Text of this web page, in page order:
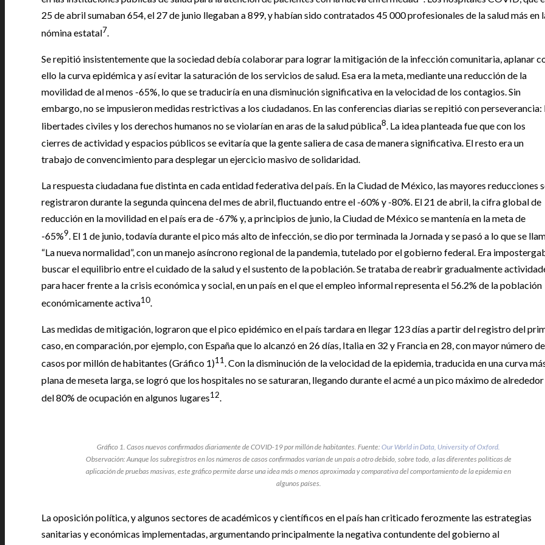
25 de abril sumaban 654, el 27 de junio llegaban a 899, y habían sido contratados 45 000 profesionales de la salud más en
nómina estatal7.
Se repitió insistentemente que la sociedad debía colaborar para lograr la mitigación de la infección comunitaria, aplanar
ello la curva epidémica y así evitar la saturación de los servicios de salud. Esa era la meta, mediante una reducción de la
movilidad de al menos -65%, lo que se traduciría en una disminución significativa en la velocidad de los contagios. Sin
embargo, no se impusieron medidas restrictivas a los ciudadanos. En las conferencias diarias se repitió con perseverancia:
libertades civiles y los derechos humanos no se violarían en aras de la salud pública8. La idea planteada fue que con los
cierres de actividad y espacios públicos se evitaría que la gente saliera de casa de manera significativa. El resto era un
trabajo de convencimiento para desplegar un ejercicio masivo de solidaridad.
La respuesta ciudadana fue distinta en cada entidad federativa del país. En la Ciudad de México, las mayores reducciones
registraron durante la segunda quincena del mes de abril, fluctuando entre el -60% y -80%. El 21 de abril, la cifra global de
reducción en la movilidad en el país era de -67% y, a principios de junio, la Ciudad de México se mantenía en la meta de
-65%9. El 1 de junio, todavía durante el pico más alto de infección, se dio por terminada la Jornada y se pasó a lo que se
“La nueva normalidad”, con un manejo asíncrono regional de la pandemia, tutelado por el gobierno federal. Era
buscar el equilibrio entre el cuidado de la salud y el sustento de la población. Se trataba de reabrir gradualmente
para hacer frente a la crisis económica y social, en un país en el que el empleo informal representa el 56.2% de la población
económicamente activa10.
Las medidas de mitigación, lograron que el pico epidémico en el país tardara en llegar 123 días a partir del registro del
caso, en comparación, por ejemplo, con España que lo alcanzó en 26 días, Italia en 32 y Francia en 28, con mayor número de
casos por millón de habitantes (Gráfico 1)11. Con la disminución de la velocidad de la epidemia, traducida en una curva
plana de meseta larga, se logró que los hospitales no se saturaran, llegando durante el acmé a un pico máximo de alrededor
del 80% de ocupación en algunos lugares12.
Gráfico 1. Casos nuevos confirmados diariamente de COVID-19 por millón de habitantes. Fuente:Our World in Data, University of Oxford.
Observación: Aunque los subregistros en los números de casos confirmados varían de un país a otro debido, sobre todo, a las diferentes políticas de
aplicación de pruebas masivas, este gráfico permite darse una idea más o menos aproximada y comparativa del comportamiento de la epidemia en
algunos países.
La oposición política, y algunos sectores de académicos y científicos en el país han criticado ferozmente las estrategias
sanitarias y económicas implementadas, argumentando principalmente la negativa contundente del gobierno al